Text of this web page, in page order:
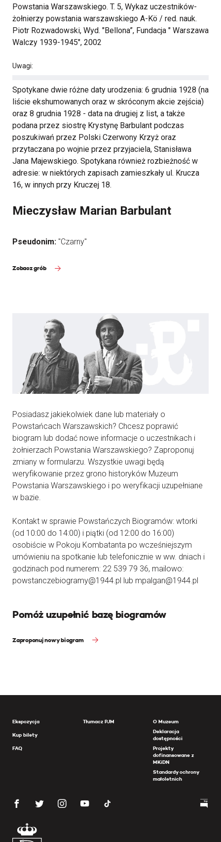
Powstania Warszawskiego. T. 5, Wykaz uczestników-
żołnierzy powstania warszawskiego A-Kö / red. nauk.
Piotr Rozwadowski, Wyd. "Bellona”, Fundacja " Warszawa
Walczy 1939-1945", 2002
Uwagi:
Spotykane dwie różne daty urodzenia: 6 grudnia 1928 (na
liście ekshumowanych oraz w skróconym akcie zejścia)
oraz 8 grudnia 1928 - data na drugiej z list, a także
podana przez siostrę Krystynę Barbulant podczas
poszukiwań przez Polski Czerwony Krzyż oraz
przytaczana po wojnie przez przyjaciela, Stanisława
Jana Majewskiego. Spotykana również rozbieżność w
adresie: w niektórych zapisach zamieszkały ul. Krucza
16, w innych przy Kruczej 18.
Mieczysław Marian Barbulant
Pseudonim: "Czarny"
Zobacz grób
Posiadasz jakiekolwiek dane lub materiały o
Powstańcach Warszawskich? Chcesz poprawić
biogram lub dodać nowe informacje o uczestnikach i
żołnierzach Powstania Warszawskiego? Zaproponuj
zmiany w formularzu. Wszystkie uwagi będą
weryfikowanie przez grono historyków Muzeum
Powstania Warszawskiego i po weryfikacji uzupełniane
w bazie.
Kontakt w sprawie Powstańczych Biogramów: wtorki
(od 10:00 do 14:00) i piątki (od 12:00 do 16:00)
osobiście w Pokoju Kombatanta po wcześniejszym
umówieniu na spotkanie lub telefonicznie w ww. dniach i
godzinach pod numerem: 22 539 79 36, mailowo:
powstanczebiogramy@1944.pl lub mpalgan@1944.pl
Pomóż uzupełnić bazę biogramów
Zaproponuj nowy biogram
Ekspozycja
Kup bilety
FAQ
Tłumacz PJM
O Muzeum
Deklaracja
dostępności
Projekty
dofinansowane z
MKiDN
Standardy ochrony
małoletnich